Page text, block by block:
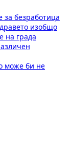
за безработица
изобщо
на града
може би не